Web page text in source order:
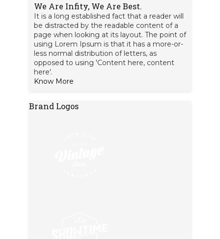
We Are Infity, We Are Best.
It is a long established fact that a reader will
be distracted by the readable content of a
page when looking at its layout. The point of
using Lorem Ipsum is that it has a more-or-
less normal distribution of letters, as
opposed to using 'Content here, content
here'.
Know More
Brand Logos